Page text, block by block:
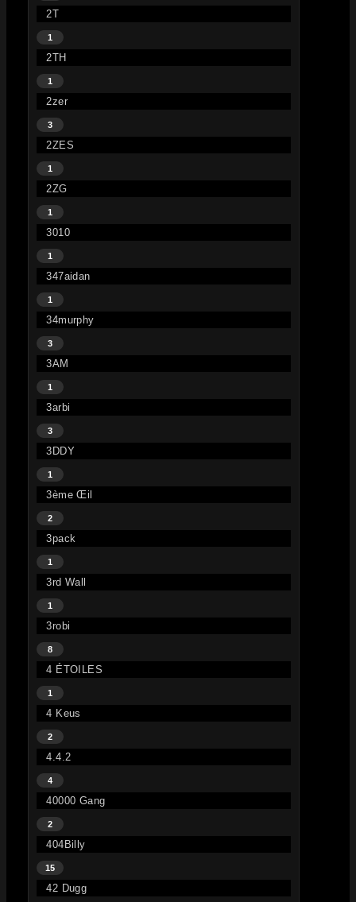
2T
1
2TH
1
2zer
3
2ZES
1
2ZG
1
3010
1
347aidan
1
34murphy
3
3AM
1
3arbi
3
3DDY
1
3ème Œil
2
3pack
1
3rd Wall
1
3robi
8
4 ÉTOILES
1
4 Keus
2
4.4.2
4
40000 Gang
2
404Billy
15
42 Dugg